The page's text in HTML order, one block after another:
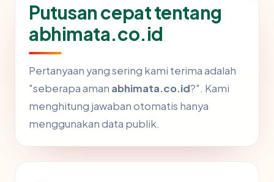
Putusan cepat tentang
abhimata.co.id
Pertanyaan yang sering kami terima adalah
"seberapa aman abhimata.co.id?". Kami
menghitung jawaban otomatis hanya
menggunakan data publik.